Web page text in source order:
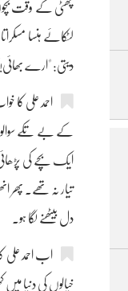
چھٹی کے وقت
لٹکائے ہنسا
دیتی: "ارے بھائی!
احمد علی کا
کے بے تکے
ایک بچے کی
تیار نہ تھے۔ پھر
دل بیٹھنے لگا ہو۔
اب احمد علی
خیالوں کی دنیا